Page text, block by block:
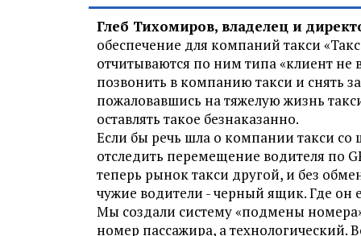
Глеб Тихомиров, владелец и
обеспечение для компаний такси
отчитываются по ним типа «клиент
позвонить в компанию такси и снять
пожаловавшись на тяжелую жизнь
оставлять такое безнаказанно.
Если бы речь шла о компании такси
отследить перемещение водителя по
теперь рынок такси другой, и без
чужие водители - черный ящик. Где он
Мы создали систему «подмены
номер пассажира, а технологический.